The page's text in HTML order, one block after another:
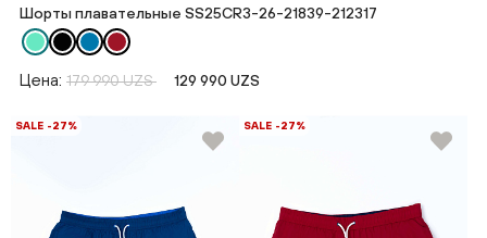
Шорты плавательные SS25CR3-26-21839-212317
Цена: 179 990 UZS 129 990 UZS
SALE -27% SALE -27%